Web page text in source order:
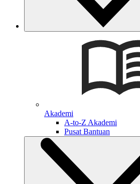
Akademi
A-to-Z Akademi
Pusat Bantuan